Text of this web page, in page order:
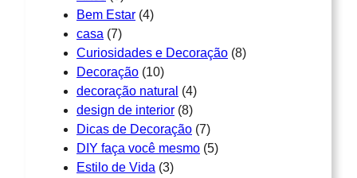
Bem Estar (4)
casa (7)
Curiosidades e Decoração (8)
Decoração (10)
decoração natural (4)
design de interior (8)
Dicas de Decoração (7)
DIY faça você mesmo (5)
Estilo de Vida (3)